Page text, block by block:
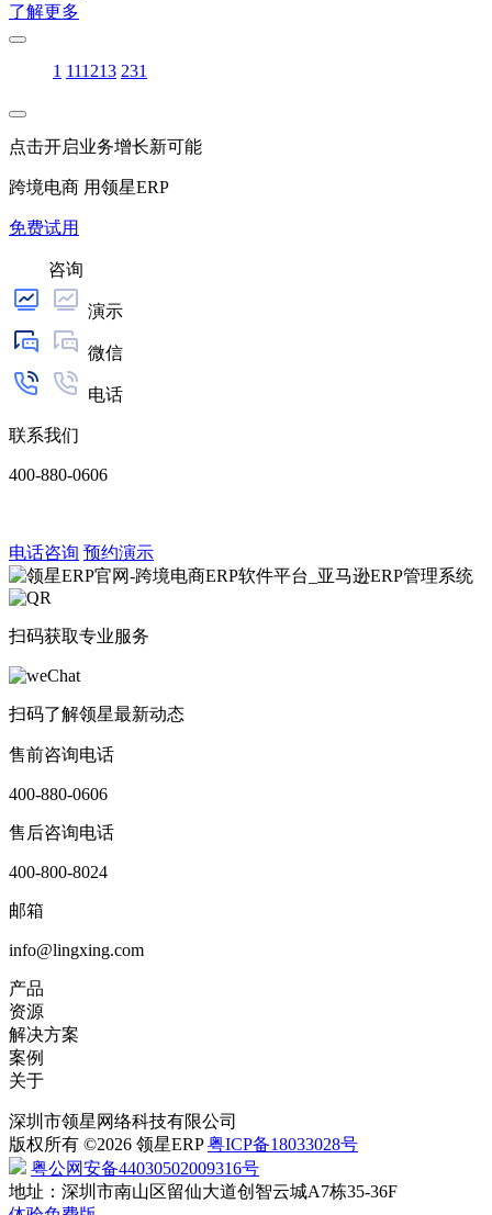
了解更多
1 111213 231
点击开启业务增长新可能
跨境电商 用领星ERP
免费试用
咨询
演示
微信
电话
联系我们
400-880-0606
电话咨询 预约演示
扫码获取专业服务
扫码了解领星最新动态
售前咨询电话
400-880-0606
售后咨询电话
400-800-8024
邮箱
info@lingxing.com
产品
资源
解决方案
案例
关于
深圳市领星网络科技有限公司
版权所有 ©2026 领星ERP粤ICP备18033028号
粤公网安备44030502009316号
地址：深圳市南山区留仙大道创智云城A7栋35-36F